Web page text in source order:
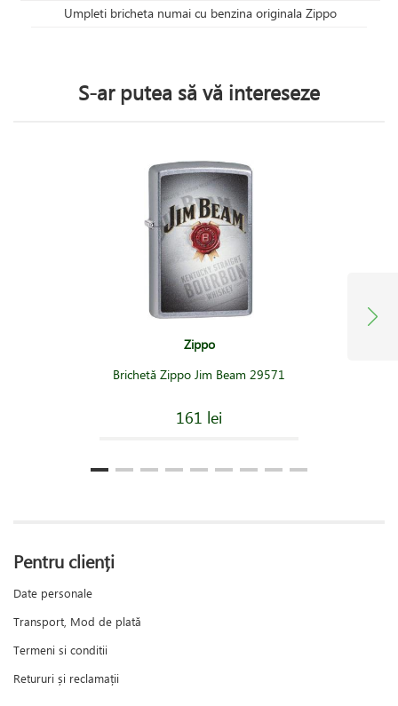
Umpleti bricheta numai cu benzina originala Zippo
S-ar putea să vă intereseze
Zippo
Brichetă Zippo Jim Beam 29571
161 lei
Pentru clienți
Date personale
Transport, Mod de plată
Termeni si conditii
Retururi și reclamații